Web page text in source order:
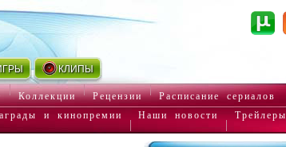
КЛИПЫ
Коллекции Рецензии
Расписание сериалов
и кинопремии Наши новости Трейлеры